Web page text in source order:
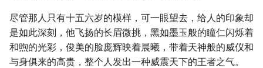
尽管那人只有十五六岁的模样，可一眼望去，给人的印象却
是如此深刻，他飞扬的长眉微挑，黑如墨玉般的瞳仁闪烁着
和煦的光彩，俊美的脸庞辉映着晨曦，带着天神般的威仪和
与身俱来的高贵，整个人发出一种威震天下的王者之气。